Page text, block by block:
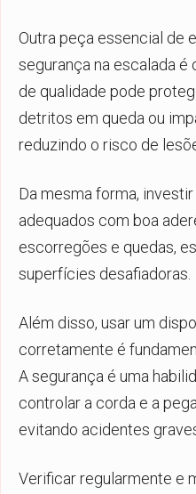
Outra peça essencial de
segurança na escalada
de qualidade pode
detritos em queda ou
reduzindo o risco de
Da mesma forma,
adequados com boa
escorregões e quedas,
superfícies desafiadoras.
Além disso, usar um
corretamente é
A segurança é uma
controlar a corda e a
evitando acidentes
Verificar regularmente e